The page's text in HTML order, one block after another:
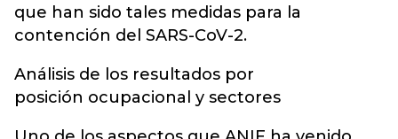
que han sido tales medidas para la
contención del SARS-CoV-2.
Análisis de los resultados por
posición ocupacional y sectores